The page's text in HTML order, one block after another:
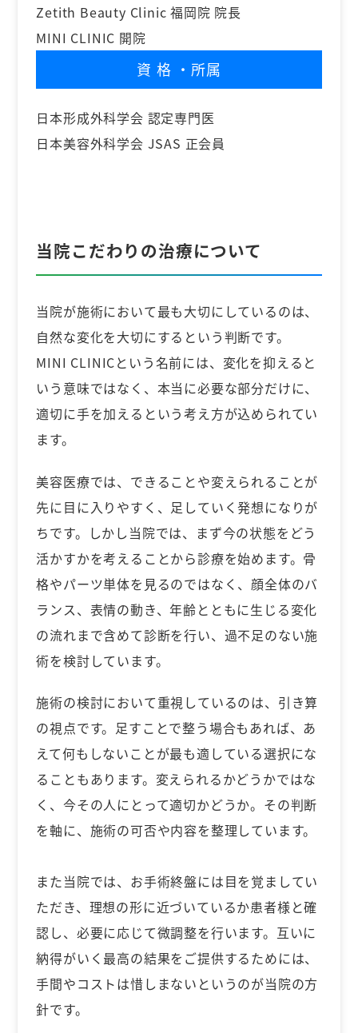
Zetith Beauty Clinic 福岡院 院長
MINI CLINIC 開院
資格 ・所属
日本形成外科学会 認定専門医
日本美容外科学会 JSAS 正会員
当院こだわりの治療について
当院が施術において最も大切にしているのは、
自然な変化を大切にするという判断です。
MINI CLINICという名前には、変化を抑えると
いう意味ではなく、本当に必要な部分だけに、
適切に手を加えるという考え方が込められてい
ます。
美容医療では、できることや変えられることが
先に目に入りやすく、足していく発想になりが
ちです。しかし当院では、まず今の状態をどう
活かすかを考えることから診療を始めます。骨
格やパーツ単体を見るのではなく、顔全体のバ
ランス、表情の動き、年齢とともに生じる変化
の流れまで含めて診断を行い、過不足のない施
術を検討しています。
施術の検討において重視しているのは、引き算
の視点です。足すことで整う場合もあれば、あ
えて何もしないことが最も適している選択にな
ることもあります。変えられるかどうかではな
く、今その人にとって適切かどうか。その判断
を軸に、施術の可否や内容を整理しています。
また当院では、お手術終盤には目を覚ましてい
ただき、理想の形に近づいているか患者様と確
認し、必要に応じて微調整を行います。互いに
納得がいく最高の結果をご提供するためには、
手間やコストは惜しまないというのが当院の方
針です。